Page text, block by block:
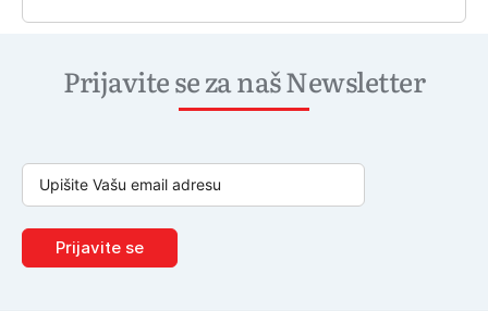
Prijavite se za naš Newsletter
Prijavite se